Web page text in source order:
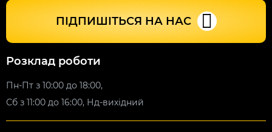
ПІДПИШІТЬСЯ НА НАС
Розклад роботи
Пн-Пт з 10:00 до 18:00,
Сб з 11:00 до 16:00, Нд-вихідний